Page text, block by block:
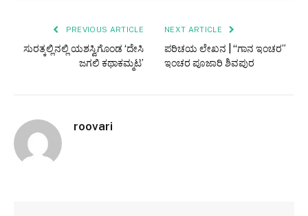
PREVIOUS ARTICLE
ಸುರತ್ಕಲ್ಲಿನಲ್ಲಿ ಯಶಸ್ವಿಗೊಂಡ ‘ದೇಸಿ
ಜಗಲಿ ಕಥಾಕಮ್ಮಟ’
NEXT ARTICLE
ಪರಿಚಯ ಲೇಖನ | “ಗಾನ ಇಂಚರ”
ಇಂಚರ ಪೂಜಾರಿ ಶಿವಪುರ
roovari